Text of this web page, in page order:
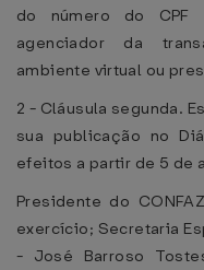
do número do CPF
agenciador da
ambiente virtual ou
2 - Cláusula segunda.
sua publicação no
efeitos a partir de 5 de
Presidente do
exercício; Secretaria
- José Barroso